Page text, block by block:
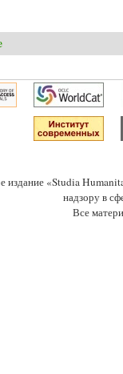
издание «Studia
надзору в
Все